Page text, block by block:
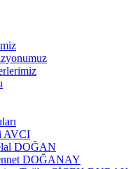
AVCI
DOĞAN
DOĞANAY